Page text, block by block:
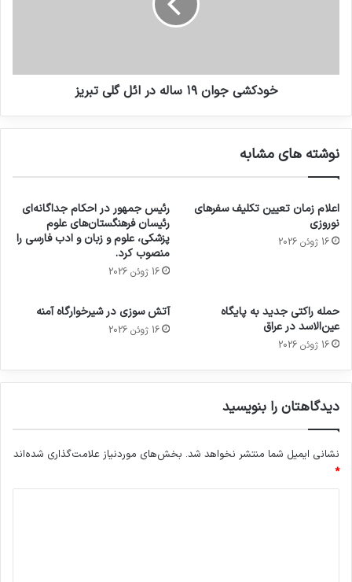
خودکشی جوان ۱۹ ساله در ائل گلی تبریز
نوشته های مشابه
اعلام زمان تعیین تکلیف سفرهای
نوروزی
16 ژوئن 2026
رئیس جمهور در احکام جداگانه‌ای
رئیسان فرهنگستان‌های علوم
پزشکی، علوم و زبان و ادب فارسی را
منصوب کرد.
16 ژوئن 2026
حمله راکتی جدید به پایگاه
عین‌الاسد در عراق
16 ژوئن 2026
آتش سوزی در شیرخوارگاه آمنه
16 ژوئن 2026
دیدگاهتان را بنویسید
نشانی ایمیل شما منتشر نخواهد شد. بخش‌های موردنیاز علامت‌گذاری شده‌اند
*